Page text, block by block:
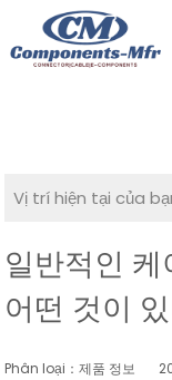
Vị trí hiện tại của
일반적인
어떤 것이
Phân loại：제품 정보